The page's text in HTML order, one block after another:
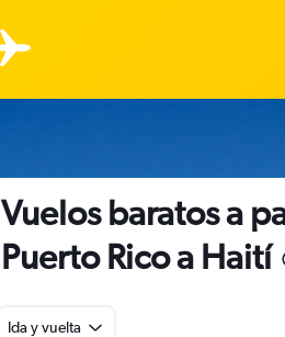
Vuelos baratos a
Puerto Rico a Haití
Ida y vuelta